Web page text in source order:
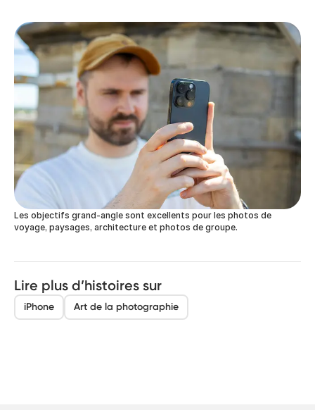
Les objectifs grand-angle sont excellents pour les photos de
voyage, paysages, architecture et photos de groupe.
Lire plus d’histoires sur
iPhone Art de la photographie